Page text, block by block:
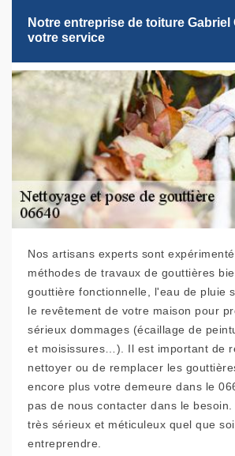
Notre entreprise de toiture Gabriel
votre service
Nos artisans experts sont
méthodes de travaux de gouttières
gouttière fonctionnelle, l'eau de pluie
le revêtement de votre maison pour
sérieux dommages (écaillage de
et moisissures…). Il est important de
nettoyer ou de remplacer les
encore plus votre demeure dans le
pas de nous contacter dans le
très sérieux et méticuleux quel que
entreprendre.